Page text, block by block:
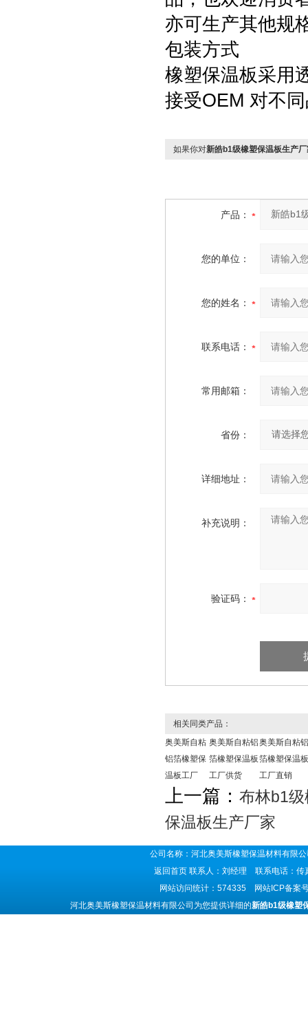
亦可生产其他规
包装方式
橡塑保温板采用
接受OEM 对不
如果你对新皓b1级橡塑保温板生产
产品：
您的单位：
您的姓名：
联系电话：
常用邮箱：
省份：
详细地址：
补充说明：
验证码：
相关同类产品：
奥美斯自粘
铝箔橡塑保
温板工厂
奥美斯自粘铝
箔橡塑保温板
工厂供货
奥美斯自粘铝
箔橡塑保温板
工厂直销
上一篇： 布林b1
保温板生产厂家
公司名称：河北奥美斯橡塑保温材料有
返回首页 联系人：刘经理 联系电话：
网站访问统计：574335 网站ICP备案
河北奥美斯橡塑保温材料有限公司为您提供详细的新皓b1级橡塑